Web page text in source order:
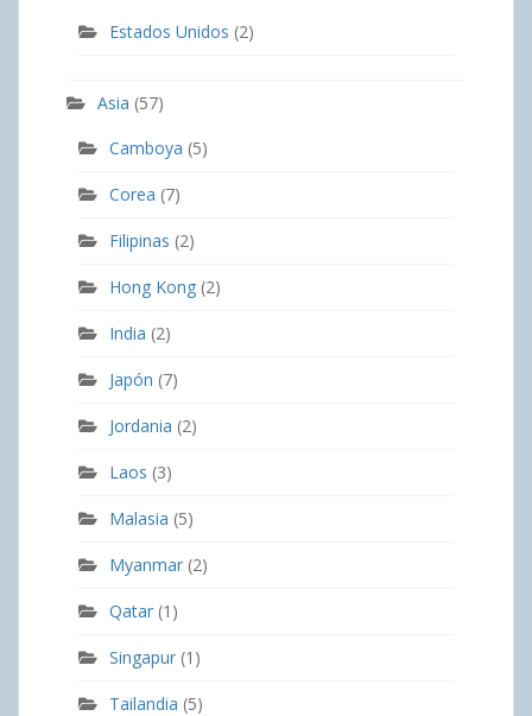
Estados Unidos (2)
Asia (57)
Camboya (5)
Corea (7)
Filipinas (2)
Hong Kong (2)
India (2)
Japón (7)
Jordania (2)
Laos (3)
Malasia (5)
Myanmar (2)
Qatar (1)
Singapur (1)
Tailandia (5)